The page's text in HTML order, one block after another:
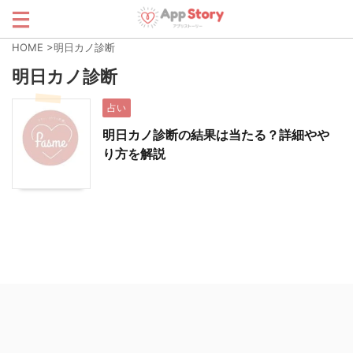
HOME >明日カノ診断
明日カノ診断
占い
明日カノ診断の結果は当たる？詳細やや
り方を解説